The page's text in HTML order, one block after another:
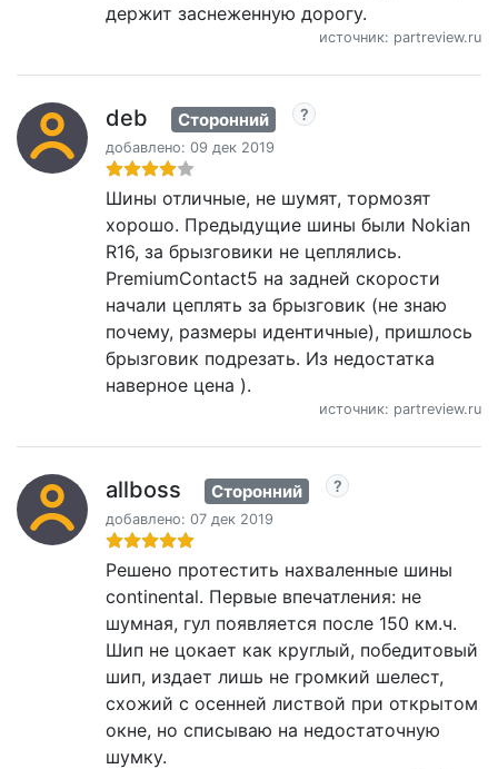
держит заснеженную дорогу.
источник: partreview.ru
deb Сторонний
добавлено: 09 дек 2019
Шины отличные, не шумят, тормозят
хорошо. Предыдущие шины были Nokian
R16, за брызговики не цеплялись.
PremiumContact5 на задней скорости
начали цеплять за брызговик (не знаю
почему, размеры идентичные), пришлось
брызговик подрезать. Из недостатка
наверное цена ).
источник: partreview.ru
allboss Сторонний
добавлено: 07 дек 2019
Решено протестить нахваленные шины
continental. Первые впечатления: не
шумная, гул появляется после 150 км.ч.
Шип не цокает как круглый, победитовый
шип, издает лишь не громкий шелест,
схожий с осенней листвой при открытом
окне, но списываю на недостаточную
шумку.